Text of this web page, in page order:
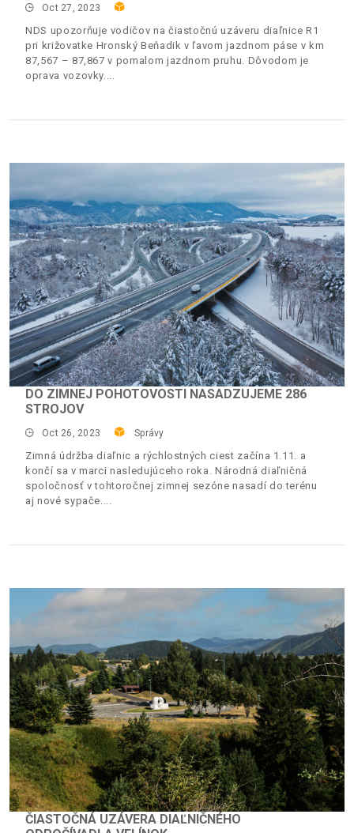
Oct 27, 2023
NDS upozorňuje vodičov na čiastočnú uzáveru diaľnice R1
pri križovatke Hronský Beňadik v ľavom jazdnom páse v km
87,567 – 87,867 v pomalom jazdnom pruhu. Dôvodom je
oprava vozovky.
DO ZIMNEJ POHOTOVOSTI NASADZUJEME 286
STROJOV
Oct 26, 2023 Správy
Zimná údržba diaľnic a rýchlostných ciest začína 1.11. a
končí sa v marci nasledujúceho roka. Národná diaľničná
spoločnosť v tohtoročnej zimnej sezóne nasadí do terénu
aj nové sypače.
ČIASTOČNÁ UZÁVERA DIAĽNIČNÉHO